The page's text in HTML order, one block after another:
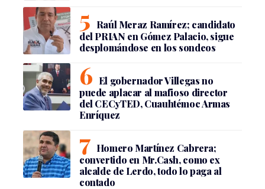
Raúl Meraz Ramírez; candidato
del PRIAN en Gómez Palacio, sigue
desplomándose en los sondeos
El gobernador Villegas no
puede aplacar al mafioso director
del CECyTED, Cuauhtémoc Armas
Enríquez
Homero Martínez Cabrera;
convertido en Mr.Cash, como ex
alcalde de Lerdo, todo lo paga al
contado